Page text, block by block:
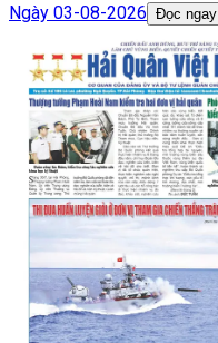
Ngày 03-08-2026 Đọc ngay